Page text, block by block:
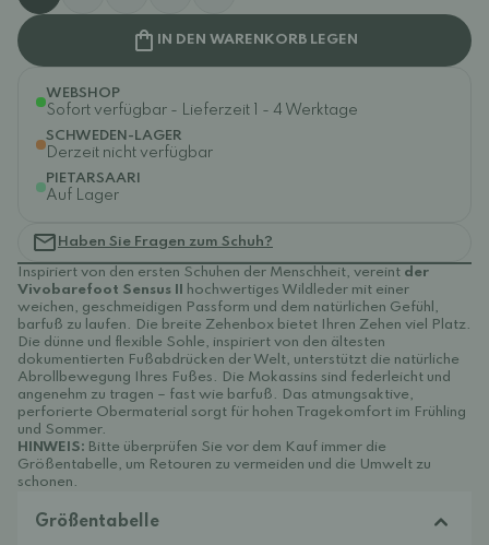
IN DEN WARENKORB LEGEN
WEBSHOP
Sofort verfügbar - Lieferzeit 1 - 4 Werktage
SCHWEDEN-LAGER
Derzeit nicht verfügbar
PIETARSAARI
Auf Lager
Haben Sie Fragen zum Schuh?
Inspiriert von den ersten Schuhen der Menschheit, vereint der
Vivobarefoot Sensus II
hochwertiges Wildleder mit einer
weichen, geschmeidigen Passform und dem natürlichen Gefühl,
barfuß zu laufen. Die breite Zehenbox bietet Ihren Zehen viel Platz.
Die dünne und flexible Sohle, inspiriert von den ältesten
dokumentierten Fußabdrücken der Welt, unterstützt die natürliche
Abrollbewegung Ihres Fußes. Die Mokassins sind federleicht und
angenehm zu tragen – fast wie barfuß. Das atmungsaktive,
perforierte Obermaterial sorgt für hohen Tragekomfort im Frühling
und Sommer.
HINWEIS: Bitte überprüfen Sie vor dem Kauf immer die
Größentabelle, um Retouren zu vermeiden und die Umwelt zu
schonen.
Größentabelle